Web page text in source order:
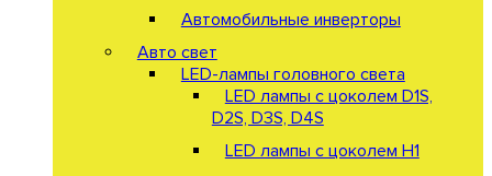
Автомобильные инверторы
Авто свет
LED-лампы головного света
LED лампы с цоколем D1S,
D2S, D3S, D4S
LED лампы с цоколем H1